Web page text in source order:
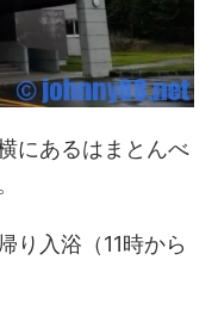
にあるはまとんべ
り入浴（11時から